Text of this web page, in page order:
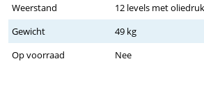
Weerstand
12 levels met
Gewicht
49 kg
Op voorraad
Nee